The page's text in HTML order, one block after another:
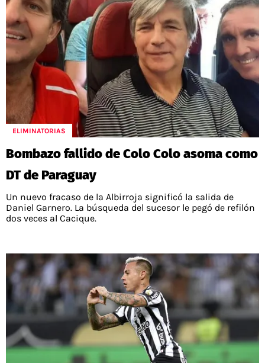
ELIMINATORIAS
Bombazo fallido de Colo Colo asoma como
DT de Paraguay
Un nuevo fracaso de la Albirroja significó la salida de
Daniel Garnero. La búsqueda del sucesor le pegó de refilón
dos veces al Cacique.